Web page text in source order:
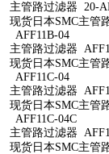
主管路过滤器 20-
现货日本SMC主管
AFF11B-04
主管路过滤器
现货日本SMC主管
AFF11C-04
主管路过滤器
现货日本SMC主管
AFF11C-04C
主管路过滤器
现货日本SMC主管